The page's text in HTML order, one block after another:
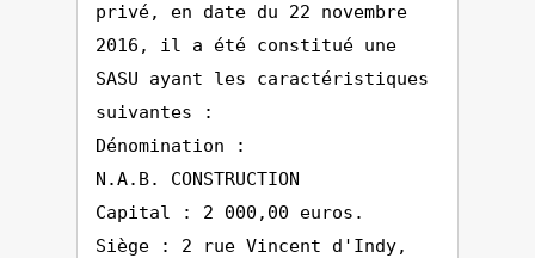
privé, en date du 22 novembre
2016, il a été constitué une
SASU ayant les caractéristiques
suivantes :
Dénomination :
N.A.B. CONSTRUCTION
Capital : 2 000,00 euros.
Siège : 2 rue Vincent d'Indy,